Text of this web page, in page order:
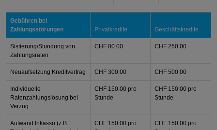
Gebühren bei
Zahlungsstörungen
Privatkredite Geschäftskredite
Sistierung/Stundung von
Zahlungsraten
CHF 80.00 CHF 250.00
Neuaufsetzung Kreditvertrag CHF 300.00 CHF 500.00
Individuelle
Ratenzahlungslösung bei
Verzug
CHF 150.00 pro
Stunde
CHF 150.00 pro
Stunde
Aufwand Inkasso (z.B.
CHF 150.00 pro
CHF 150.00 pro